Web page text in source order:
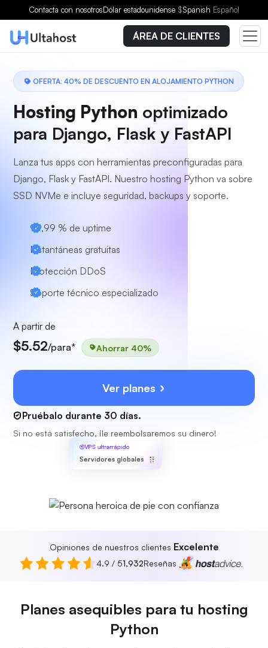
Contacta con nosotrosDólar estadounidense $Spanish Español
ÁREA DE CLIENTES
OFERTA: 40% DE DESCUENTO EN ALOJAMIENTO PYTHON
Hosting Python optimizado
para Django, Flask y FastAPI
Lanza tus apps con herramientas preconfiguradas para
Django, Flask y FastAPI. Nuestro hosting Python va sobre
SSD NVMe e incluye seguridad, backups y soporte.
99,99 % de uptime
Instantáneas gratuitas
Protección DDoS
Soporte técnico especializado
A partir de
$5.52/para* Ahorrar 40%
Ver planes
Pruébalo durante 30 días.
Si no está satisfecho, ¡le reembolsaremos su dinero!
VPS ultrarrápido
Servidores globales
Opiniones de nuestros clientes Excelente
4.9 / 51,932Reseñas
Planes asequibles para tu hosting
Python